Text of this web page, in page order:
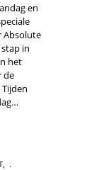
en
Absolute
in
het
de